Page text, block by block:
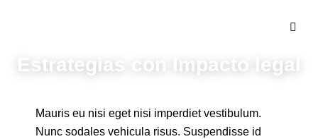
Estrategias con Impacto legal
Mauris eu nisi eget nisi imperdiet vestibulum.
Nunc sodales vehicula risus. Suspendisse id